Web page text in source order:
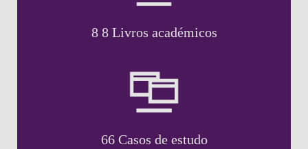
8 8 Livros académicos
66 Casos de estudo